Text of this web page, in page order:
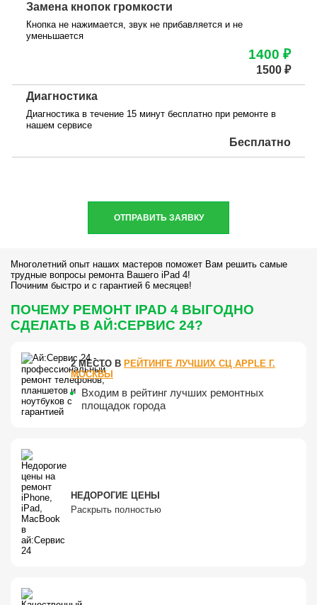
Замена кнопок громкости
Кнопка не нажимается, звук не прибавляется и не
уменьшается
1400 ₽
1500 ₽
Диагностика
Диагностика в течение 15 минут бесплатно при ремонте в
нашем сервисе
Бесплатно
ОТПРАВИТЬ ЗАЯВКУ
Многолетний опыт наших мастеров поможет Вам решить самые
трудные вопросы ремонта Вашего iPad 4!
Починим быстро и с гарантией 6 месяцев!
ПОЧЕМУ РЕМОНТ IPAD 4 ВЫГОДНО
СДЕЛАТЬ В АЙ:СЕРВИС 24?
2 МЕСТО В РЕЙТИНГЕ ЛУЧШИХ СЦ APPLE Г.
МОСКВЫ
Входим в рейтинг лучших ремонтных
площадок города
НЕДОРОГИЕ ЦЕНЫ
Раскрыть полностью